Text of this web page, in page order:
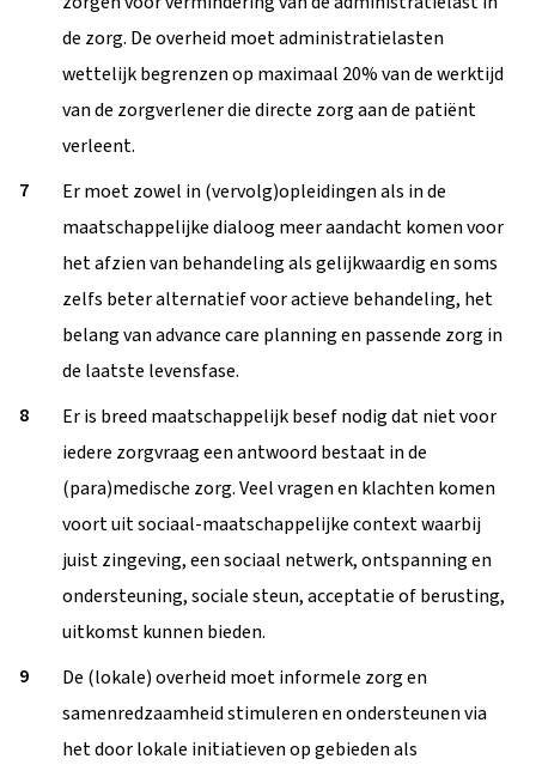
de zorg. De overheid moet administratielasten
wettelijk begrenzen op maximaal 20% van de werktijd
van de zorgverlener die directe zorg aan de patiënt
verleent.
Er moet zowel in (vervolg)opleidingen als in de
maatschappelijke dialoog meer aandacht komen voor
het afzien van behandeling als gelijkwaardig en soms
zelfs beter alternatief voor actieve behandeling, het
belang van advance care planning en passende zorg in
de laatste levensfase.
Er is breed maatschappelijk besef nodig dat niet voor
iedere zorgvraag een antwoord bestaat in de
(para)medische zorg. Veel vragen en klachten komen
voort uit sociaal-maatschappelijke context waarbij
juist zingeving, een sociaal netwerk, ontspanning en
ondersteuning, sociale steun, acceptatie of berusting,
uitkomst kunnen bieden.
De (lokale) overheid moet informele zorg en
samenredzaamheid stimuleren en ondersteunen via
het door lokale initiatieven op gebieden als